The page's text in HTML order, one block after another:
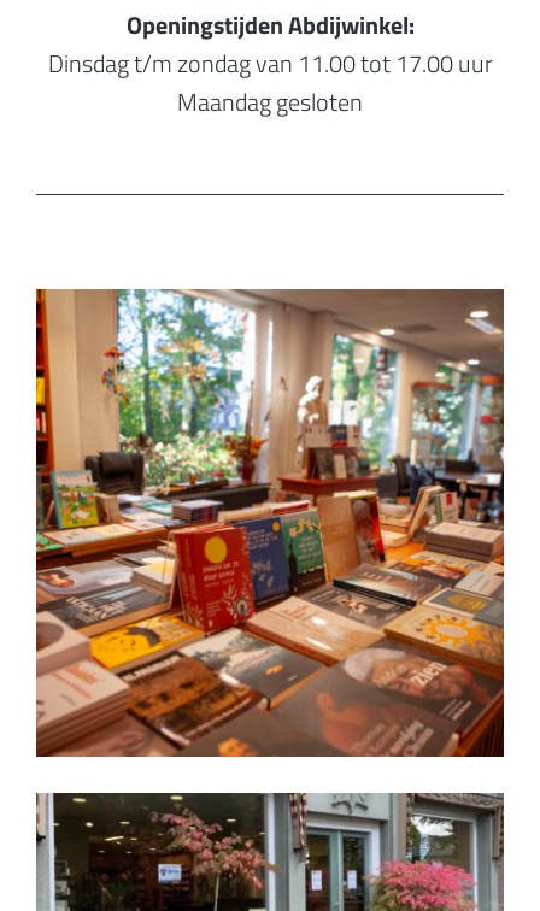
Openingstijden Abdijwinkel:
Dinsdag t/m zondag van 11.00 tot 17.00 uur
Maandag gesloten